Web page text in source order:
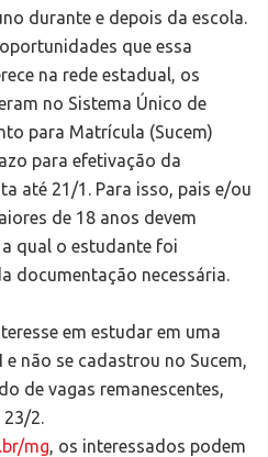
durante e depois da escola.
que essa
na rede estadual, os
no Sistema Único de
para Matrícula (Sucem)
para efetivação da
até 21/1. Para isso, pais e/ou
de 18 anos devem
qual o estudante foi
documentação necessária.
em estudar em uma
não se cadastrou no Sucem,
de vagas remanescentes,
23/2.
mg, os interessados podem